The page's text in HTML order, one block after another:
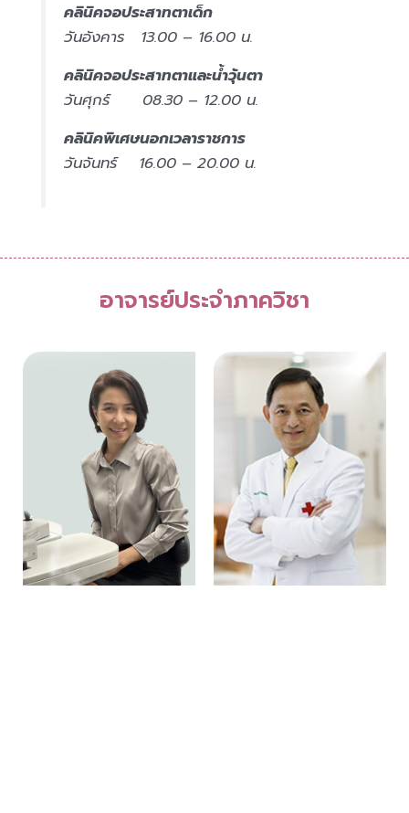
คลินิคจอประสาทตาเด็ก
วันอังคาร 13.00 – 16.00 น.
คลินิคจอประสาทตาและน้ำวุ้นตา
วันศุกร์ 08.30 – 12.00 น.
คลินิคพิเศษนอกเวลาราชการ
วันจันทร์ 16.00 – 20.00 น.
อาจารย์ประจำภาควิชา